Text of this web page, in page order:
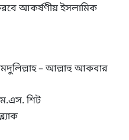
আকর্ষণীয় ইসলামিক
– আল্লাহু আকবার
শিট